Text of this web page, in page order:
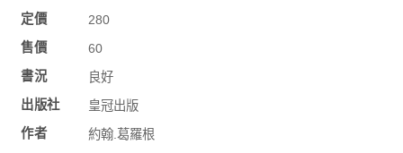
定價
280
售價
60
書況
良好
出版社
皇冠出版
作者
約翰.葛羅根